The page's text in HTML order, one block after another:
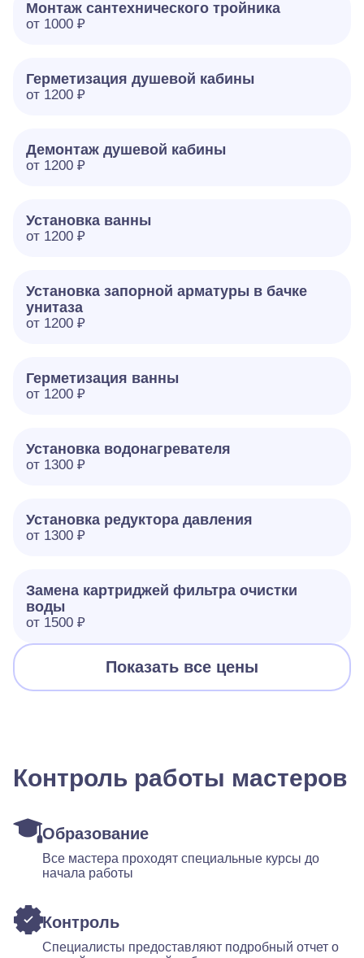
Монтаж сантехнического тройника
от 1000 ₽
Герметизация душевой кабины
от 1200 ₽
Демонтаж душевой кабины
от 1200 ₽
Установка ванны
от 1200 ₽
Установка запорной арматуры в бачке
унитаза
от 1200 ₽
Герметизация ванны
от 1200 ₽
Установка водонагревателя
от 1300 ₽
Установка редуктора давления
от 1300 ₽
Замена картриджей фильтра очистки
воды
от 1500 ₽
Показать все цены
Контроль работы мастеров
Образование
Все мастера проходят специальные курсы до
начала работы
Контроль
Специалисты предоставляют подробный отчет о